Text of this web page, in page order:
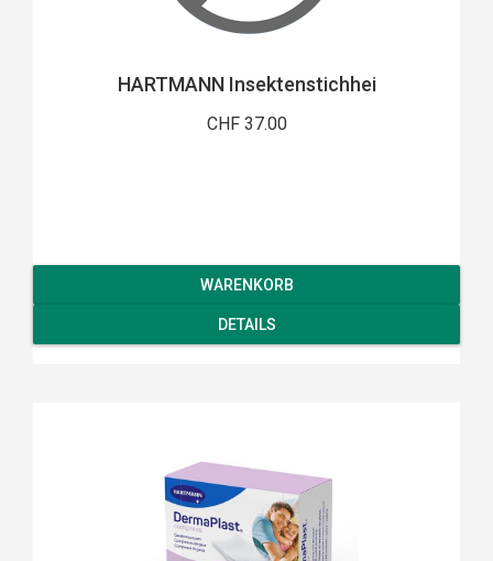
HARTMANN Insektenstichhei
CHF 37.00
WARENKORB
DETAILS